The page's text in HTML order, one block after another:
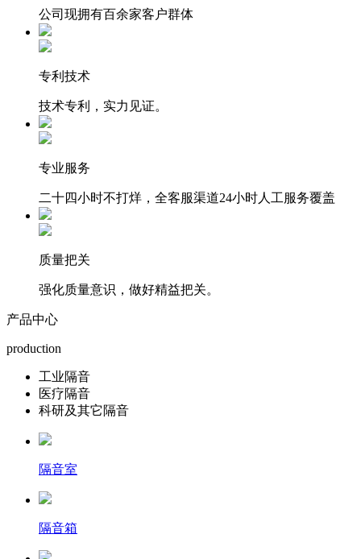
公司现拥有百余家客户群体
专利技术
技术专利，实力见证。
专业服务
二十四小时不打烊，全客服渠道24小时人工服务覆盖
质量把关
强化质量意识，做好精益把关。
产品中心
production
工业隔音
医疗隔音
科研及其它隔音
隔音室
隔音箱